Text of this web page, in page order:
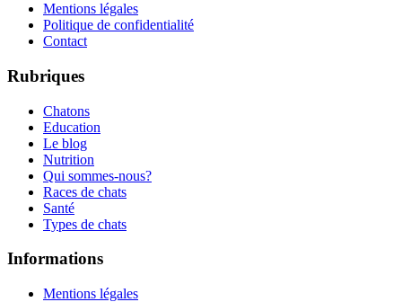
Mentions légales
Politique de confidentialité
Contact
Rubriques
Chatons
Education
Le blog
Nutrition
Qui sommes-nous?
Races de chats
Santé
Types de chats
Informations
Mentions légales